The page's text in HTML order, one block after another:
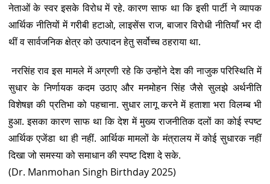
नेताओं के स्वर इसके विरोध में रहे. कारण साफ था कि इसी पार्टी ने व्यापक
आर्थिक नीतियों में गरीबी हटाओ, लाइसेंस राज, बाजार विरोधी नीतियाँ भर दी
थीं व सार्वजनिक क्षेत्र को उत्पादन हेतु सर्वोच्च ठहराया था.
नरसिंह राव इस मामले में अग्रणी रहे कि उन्होंने देश की नाजुक परिस्थिति में
सुधार के निर्णायक कदम उठाए और मनमोहन सिंह जैसे सुलझे अर्थनीति
विशेषज्ञ की प्रतिभा को पहचाना. सुधार लागू करने में हताशा भरा विलम्ब भी
हुआ. इसका कारण साफ था कि देश में मुख्य राजनीतिक दलों का कोई स्पष्ट
आर्थिक एजेंडा था ही नहीं. आर्थिक मामलों के मंत्रालय में कोई सुधारक नहीं
दिखा जो समस्या को समाधान की स्पष्ट दिशा दे सके.
(Dr. Manmohan Singh Birthday 2025)